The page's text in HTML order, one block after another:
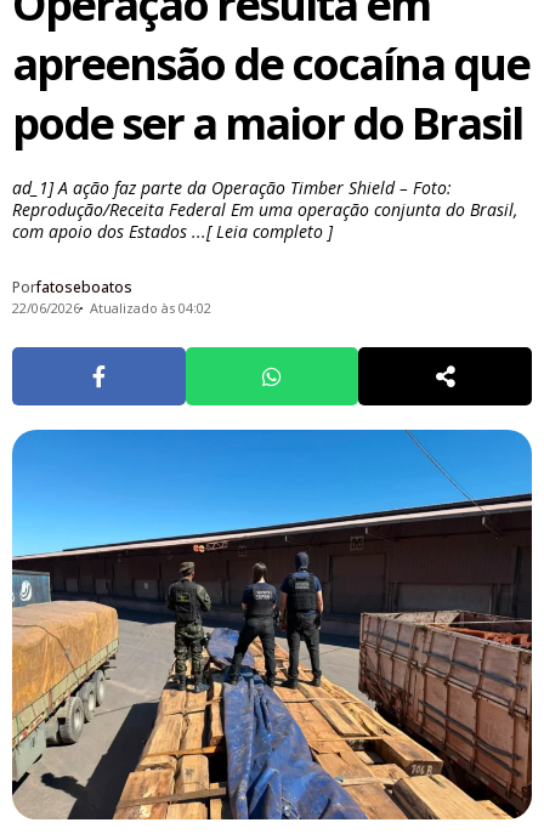
apreensão de cocaína que
pode ser a maior do Brasil
ad_1] A ação faz parte da Operação Timber Shield – Foto:
Reprodução/Receita Federal Em uma operação conjunta do Brasil,
com apoio dos Estados ...[ Leia completo ]
Porfatoseboatos
22/06/2026 Atualizado às 04:02